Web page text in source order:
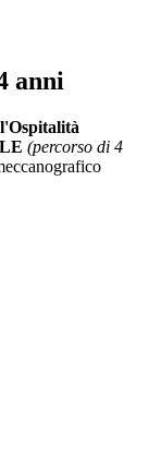
anni
(percorso di 4